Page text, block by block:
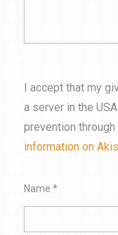
I accept that my
a server in the
prevention
information on
Name*